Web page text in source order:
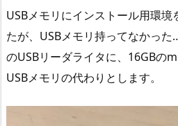
USBメモリにインストール用環境
たが、USBメモリ持ってなかっ
のUSBリーダライタに、16GBの
USBメモリの代わりとします。